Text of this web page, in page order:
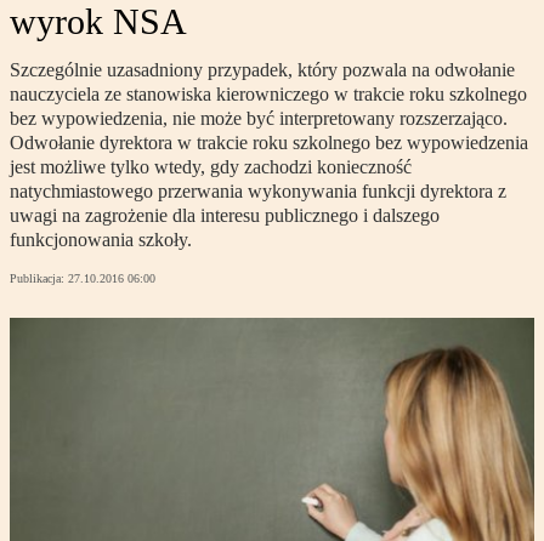
wyrok NSA
Szczególnie uzasadniony przypadek, który pozwala na odwołanie
nauczyciela ze stanowiska kierowniczego w trakcie roku szkolnego
bez wypowiedzenia, nie może być interpretowany rozszerzająco.
Odwołanie dyrektora w trakcie roku szkolnego bez wypowiedzenia
jest możliwe tylko wtedy, gdy zachodzi konieczność
natychmiastowego przerwania wykonywania funkcji dyrektora z
uwagi na zagrożenie dla interesu publicznego i dalszego
funkcjonowania szkoły.
Publikacja: 27.10.2016 06:00